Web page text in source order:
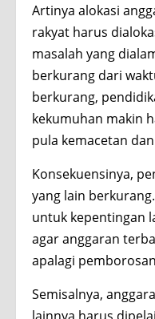
Artinya alokasi
rakyat harus
masalah yang
berkurang dari
berkurang,
kekumuhan makin
pula kemacetan
Konsekuensinya,
yang lain
untuk kepentingan
agar anggaran
apalagi
Semisalnya,